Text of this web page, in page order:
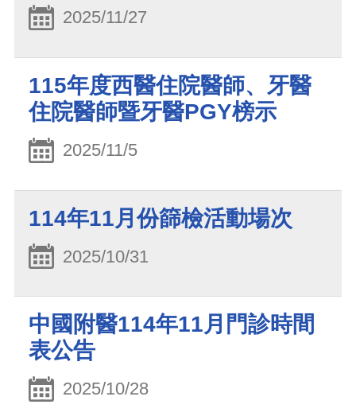
2025/11/27
115年度西醫住院醫師、牙醫
住院醫師暨牙醫PGY榜示
2025/11/5
114年11月份篩檢活動場次
2025/10/31
中國附醫114年11月門診時間
表公告
2025/10/28